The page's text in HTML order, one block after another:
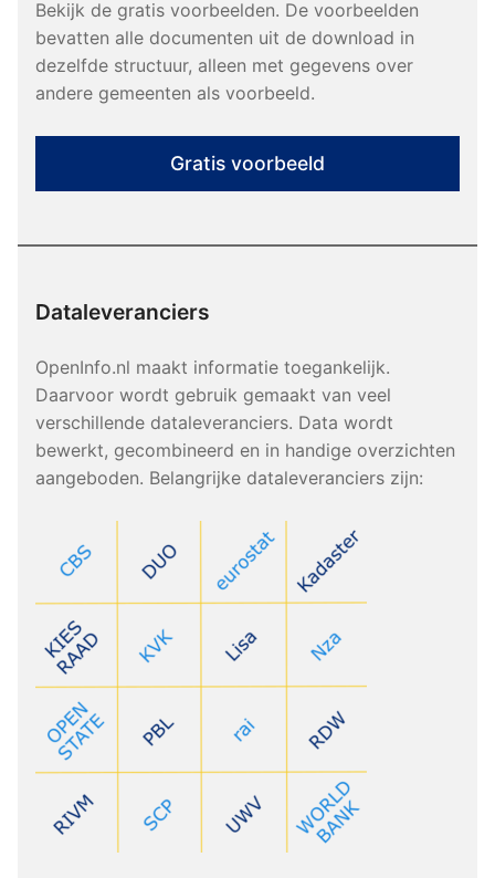
Bekijk de gratis voorbeelden. De voorbeelden
bevatten alle documenten uit de download in
dezelfde structuur, alleen met gegevens over
andere gemeenten als voorbeeld.
Gratis voorbeeld
Dataleveranciers
OpenInfo.nl maakt informatie toegankelijk.
Daarvoor wordt gebruik gemaakt van veel
verschillende dataleveranciers. Data wordt
bewerkt, gecombineerd en in handige overzichten
aangeboden. Belangrijke dataleveranciers zijn: